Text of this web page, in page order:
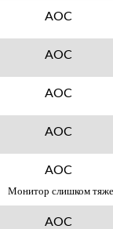
AOC
AOC
AOC
AOC
AOC
Монитор слишком
AOC